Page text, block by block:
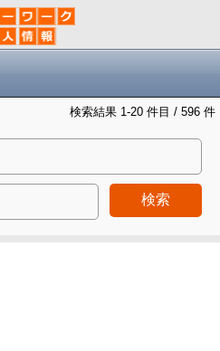
検索結果 1-20 件目 / 596 件
検索